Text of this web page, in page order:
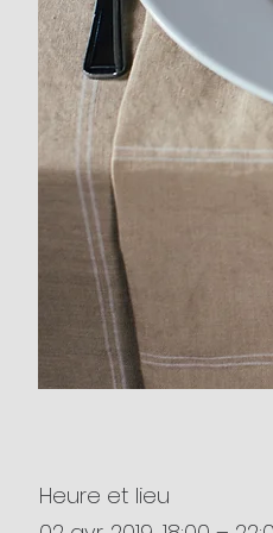
Heure et lieu